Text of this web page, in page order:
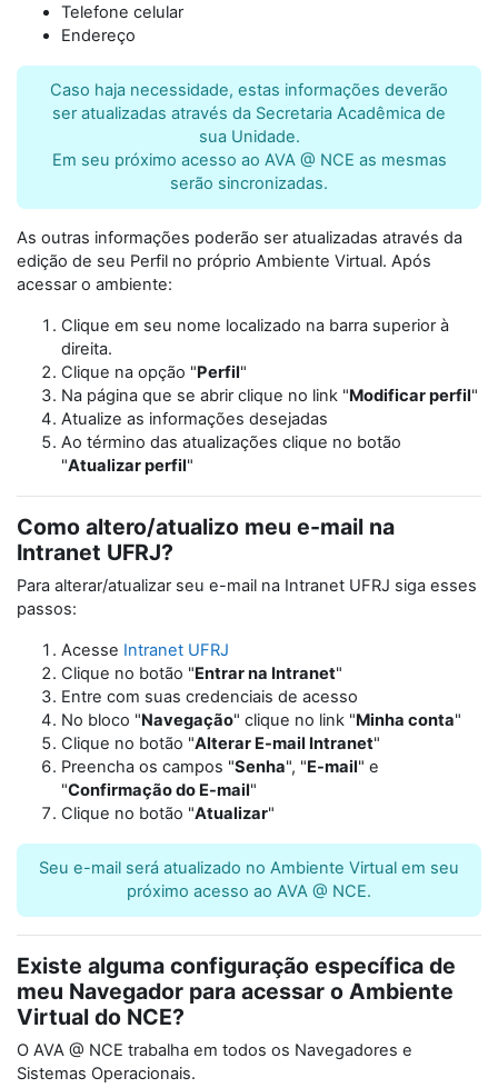
Telefone celular
Endereço
Caso haja necessidade, estas informações deverão
ser atualizadas através da Secretaria Acadêmica de
sua Unidade.
Em seu próximo acesso ao AVA @ NCE as mesmas
serão sincronizadas.
As outras informações poderão ser atualizadas através da
edição de seu Perfil no próprio Ambiente Virtual. Após
acessar o ambiente:
Clique em seu nome localizado na barra superior à
direita.
Clique na opção "Perfil"
Na página que se abrir clique no link "Modificar perfil"
Atualize as informações desejadas
Ao término das atualizações clique no botão
"Atualizar perfil"
Como altero/atualizo meu e-mail na
Intranet UFRJ?
Para alterar/atualizar seu e-mail na Intranet UFRJ siga esses
passos:
Acesse Intranet UFRJ
Clique no botão "Entrar na Intranet"
Entre com suas credenciais de acesso
No bloco "Navegação" clique no link "Minha conta"
Clique no botão "Alterar E-mail Intranet"
Preencha os campos "Senha", "E-mail" e
"Confirmação do E-mail"
Clique no botão "Atualizar"
Seu e-mail será atualizado no Ambiente Virtual em seu
próximo acesso ao AVA @ NCE.
Existe alguma configuração específica de
meu Navegador para acessar o Ambiente
Virtual do NCE?
O AVA @ NCE trabalha em todos os Navegadores e
Sistemas Operacionais.